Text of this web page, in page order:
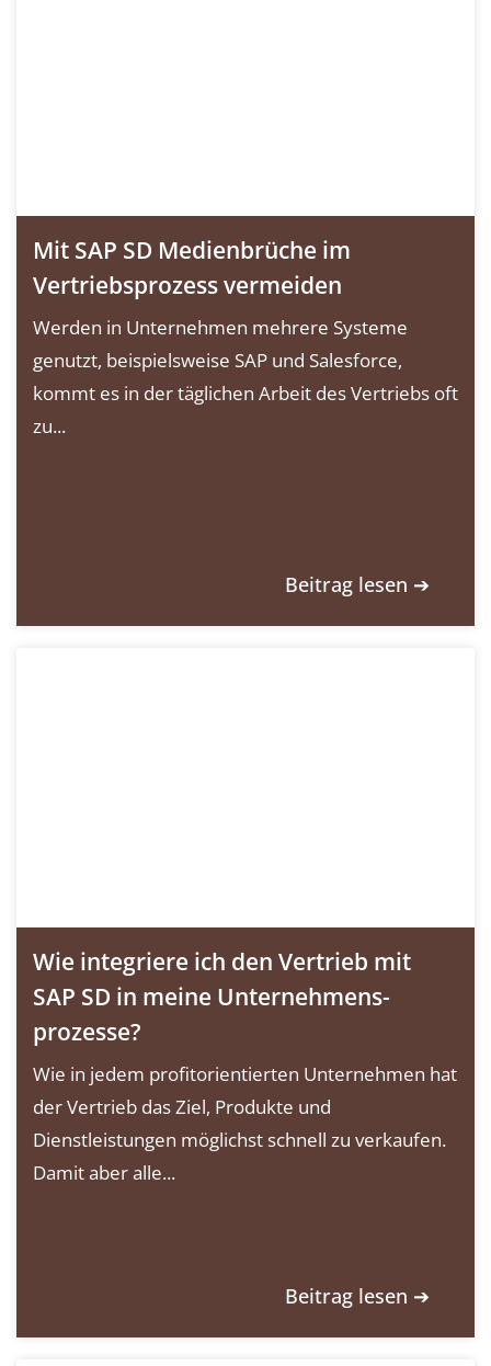
Mit SAP SD Medienbrüche im
Vertriebsprozess vermeiden
Werden in Unternehmen mehrere Systeme
genutzt, beispielsweise SAP und Salesforce,
kommt es in der täglichen Arbeit des Vertriebs oft
zu...
Beitrag lesen ➔
Wie integriere ich den Vertrieb mit
SAP SD in meine Unternehmens­
prozesse?
Wie in jedem profitorientierten Unternehmen hat
der Vertrieb das Ziel, Produkte und
Dienstleistungen möglichst schnell zu verkaufen.
Damit aber alle...
Beitrag lesen ➔